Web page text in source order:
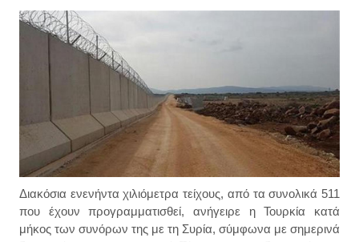
Διακόσια ενενήντα χιλιόμετρα τείχους, από τα συνολικά 511
που έχουν προγραμματισθεί, ανήγειρε η Τουρκία κατά
μήκος των συνόρων της με τη Συρία, σύμφωνα με σημερινά